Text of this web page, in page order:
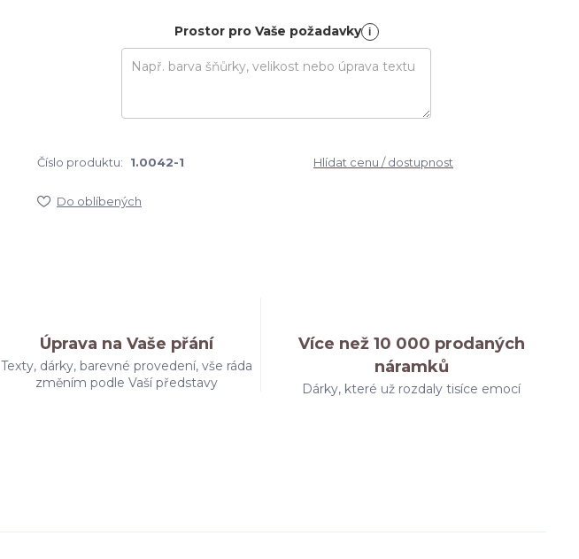
Prostor pro Vaše požadavky i
Číslo produktu: 1.0042-1 Hlídat cenu / dostupnost
Do oblíbených
Úprava na Vaše přání
Texty, dárky, barevné provedení, vše ráda
změním podle Vaší představy
Více než 10 000 prodaných
náramků
Dárky, které už rozdaly tisíce emocí